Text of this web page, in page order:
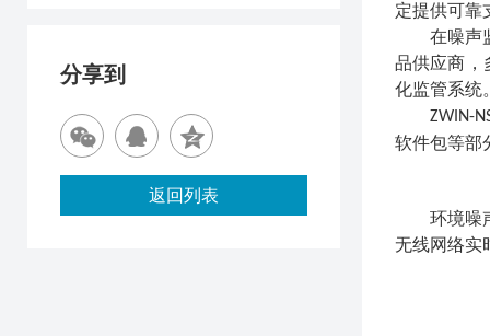
定提供可靠
在噪声
品供应商，
化监管系统
ZWIN-
软件包等部
环境噪
无线网络实
分享到
返回列表